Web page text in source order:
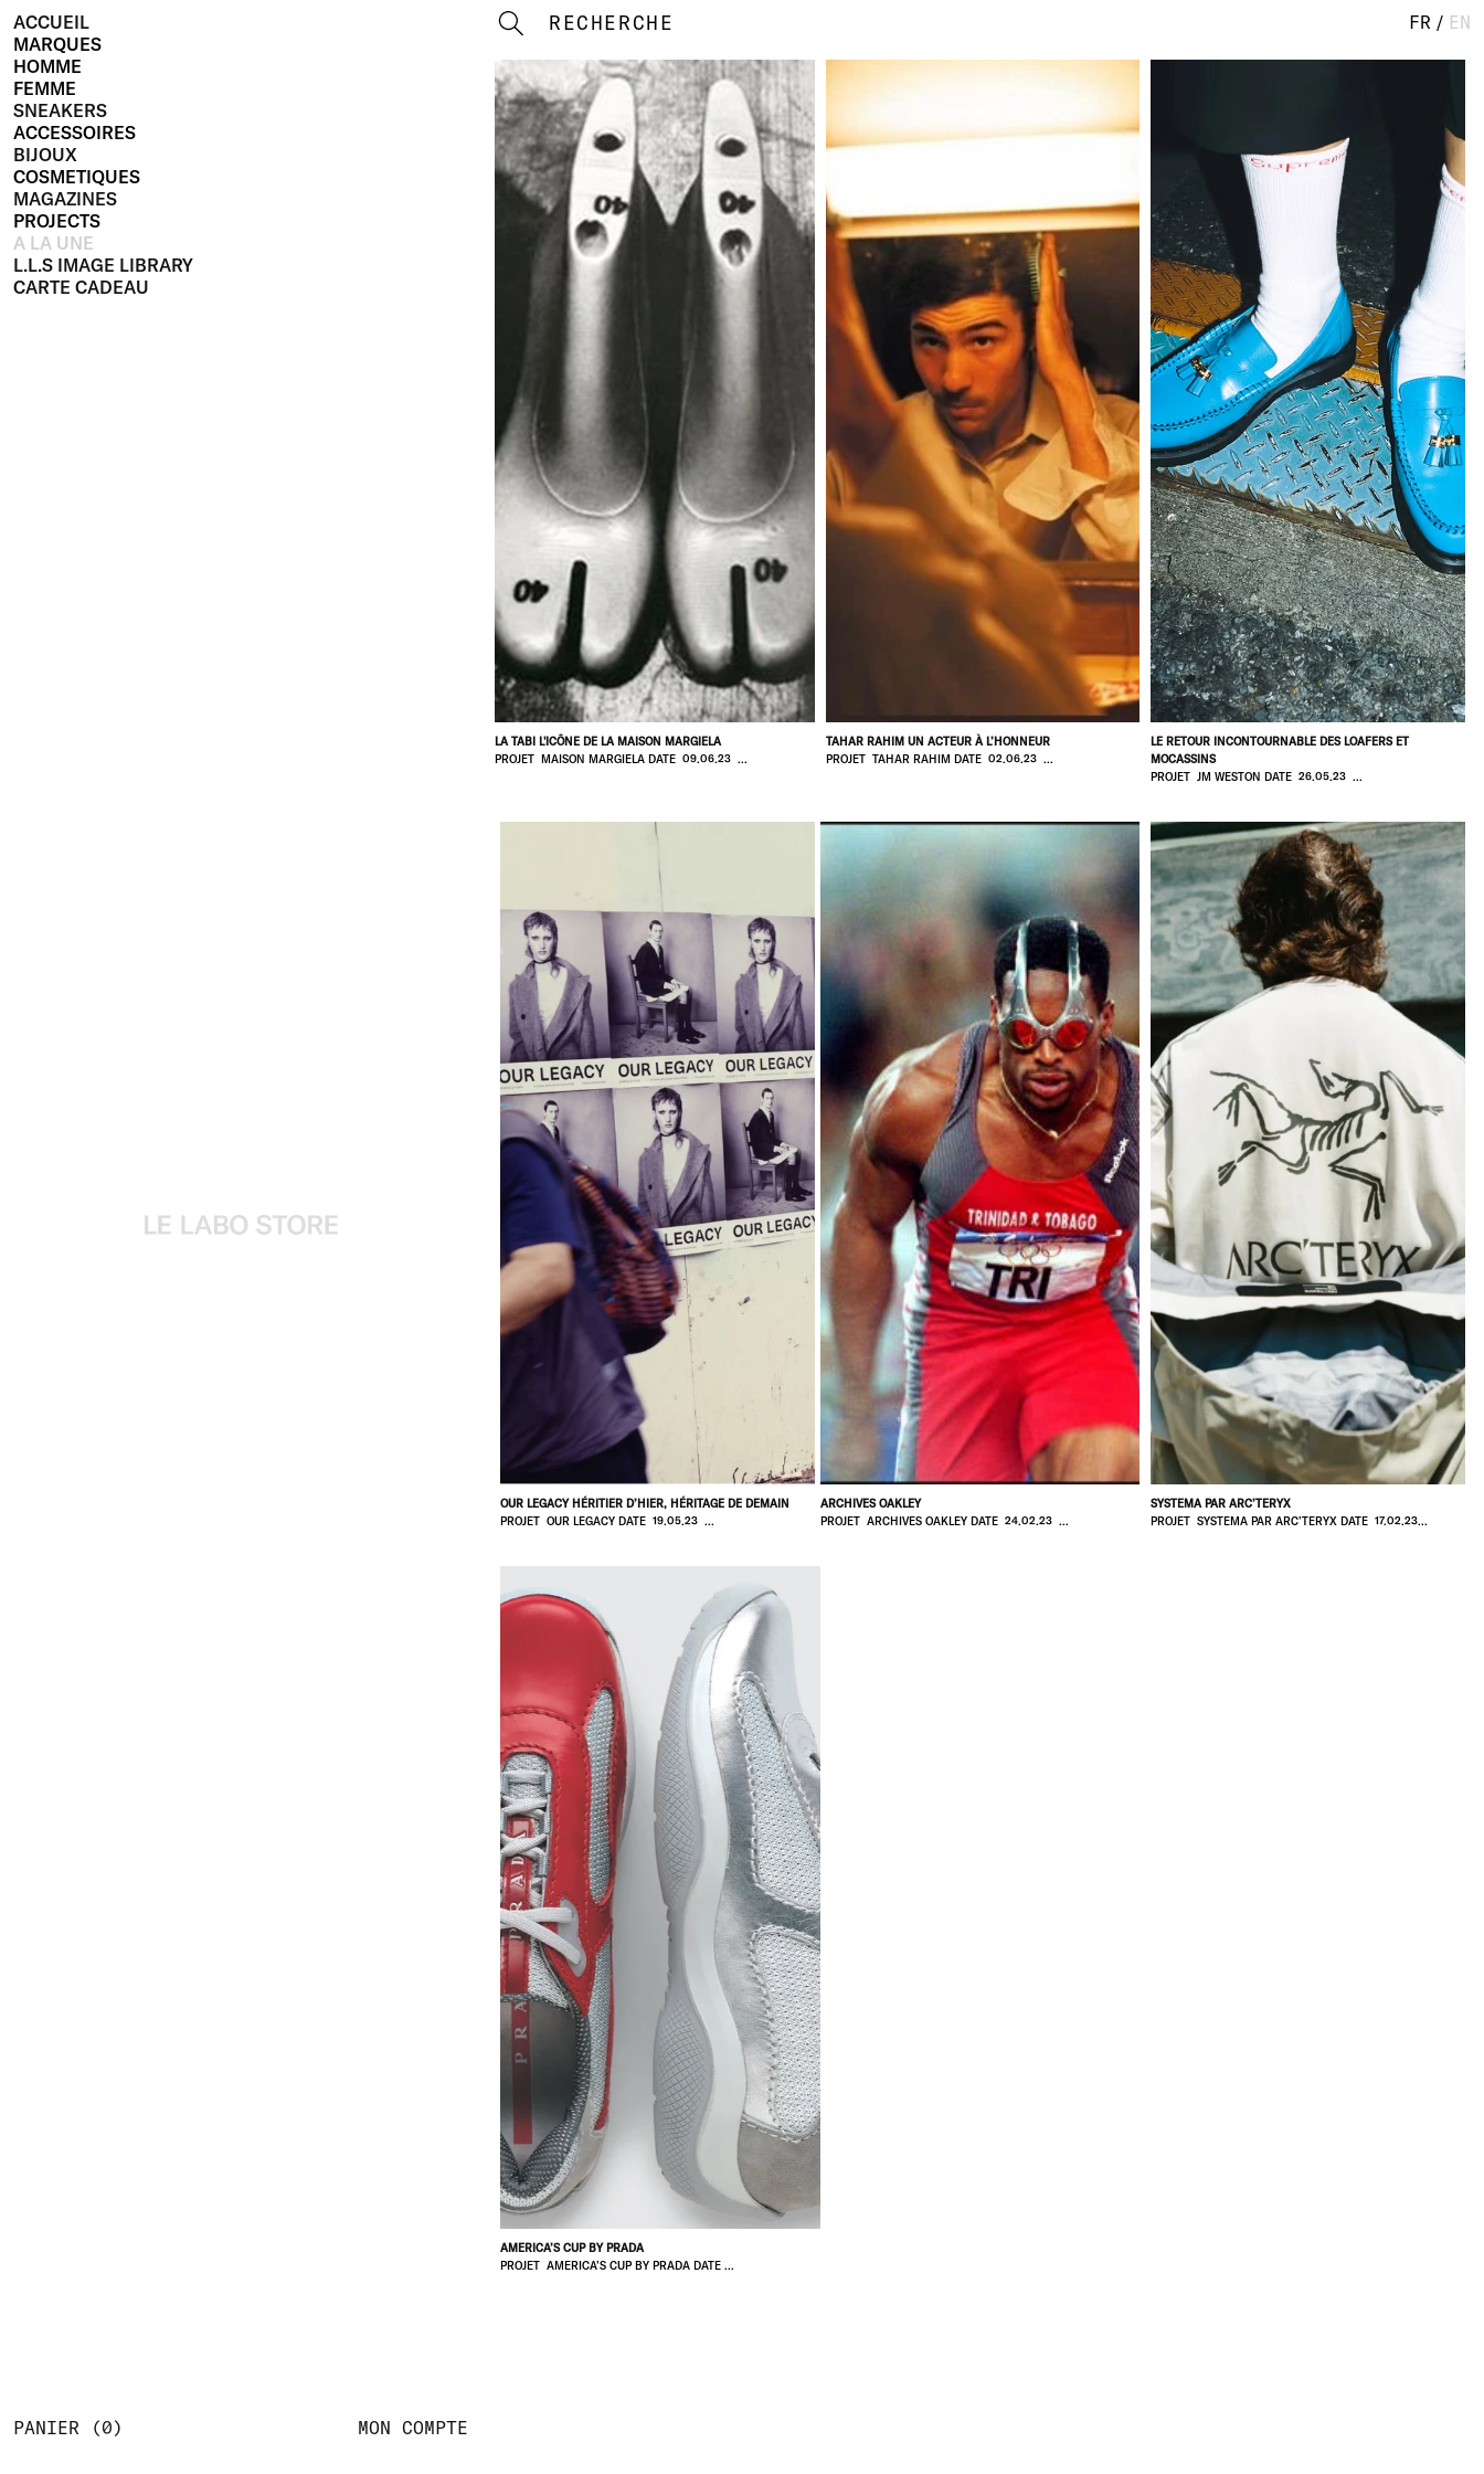
ACCUEIL
MARQUES
HOMME
FEMME
SNEAKERS
ACCESSOIRES
BIJOUX
COSMETIQUES
MAGAZINES
PROJECTS
A LA UNE
L.L.S IMAGE LIBRARY
CARTE CADEAU
PANIER 0 MON COMPTE
RECHERCHE FR / EN
LA TABI L'ICÔNE DE LA MAISON MARGIELA
PROJET MAISON MARGIELA DATE 09.06.23 ...
TAHAR RAHIM UN ACTEUR À L’HONNEUR
PROJET TAHAR RAHIM DATE 02.06.23 ...
LE RETOUR INCONTOURNABLE DES LOAFERS ET
MOCASSINS
PROJET JM WESTON DATE 26.05.23 ...
OUR LEGACY HÉRITIER D’HIER, HÉRITAGE DE DEMAIN
PROJET OUR LEGACY DATE 19.05.23 ...
ARCHIVES OAKLEY
PROJET ARCHIVES OAKLEY DATE 24.02.23 ...
SYSTEMA PAR ARC’TERYX
PROJET SYSTEMA PAR ARC’TERYX DATE 17.02.23...
AMERICA’S CUP BY PRADA
PROJET AMERICA’S CUP BY PRADA DATE ...